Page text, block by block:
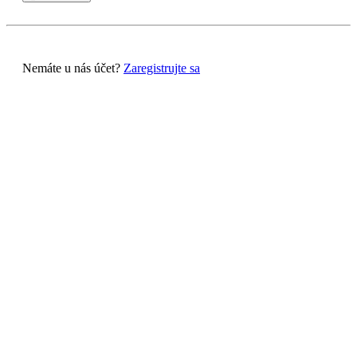
Nemáte u nás účet? Zaregistrujte sa